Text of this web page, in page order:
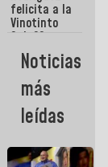
de
Maiquetía
felicita a la
Vinotinto
Sub 20
campeona
frente
México Sub
23 en los
Centroamericanos
Noticias
más
leídas